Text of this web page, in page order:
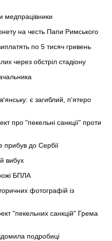
медпрацівники
на честь Папи Римського
по 5 тисяч гривень
через обстріл стадіону
є загиблий, п'ятеро
про "пекельні санкції" проти
до Сербії
вибух
БПЛА
фотографій із
"пекельних санкцій" Грема
подробиці